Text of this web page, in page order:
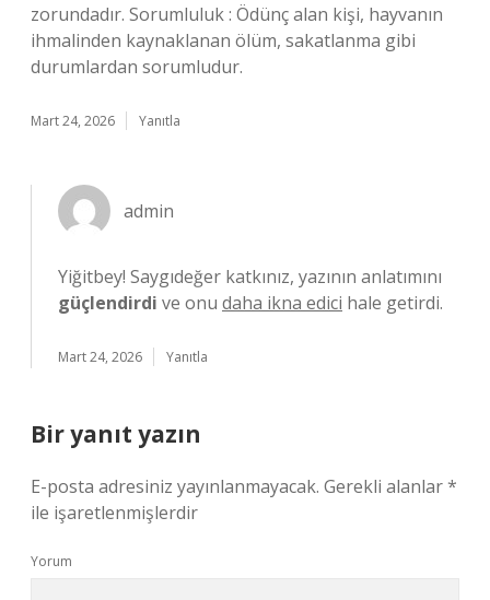
zorundadır. Sorumluluk : Ödünç alan kişi, hayvanın
ihmalinden kaynaklanan ölüm, sakatlanma gibi
durumlardan sorumludur.
Mart 24, 2026 Yanıtla
admin
Yiğitbey! Saygıdeğer katkınız, yazının anlatımını
güçlendirdi ve onu daha ikna edici hale getirdi.
Mart 24, 2026 Yanıtla
Bir yanıt yazın
E-posta adresiniz yayınlanmayacak. Gerekli alanlar*
ile işaretlenmişlerdir
Yorum